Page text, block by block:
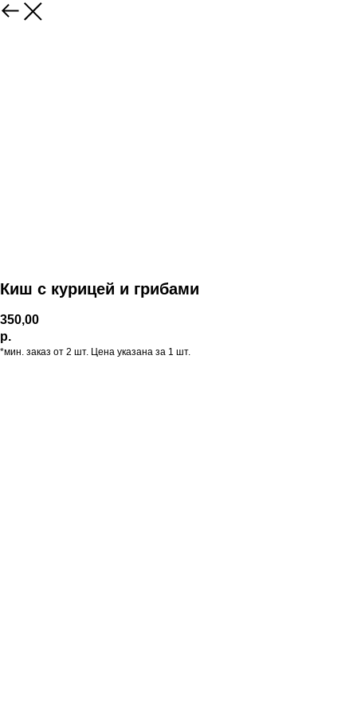
Киш с курицей и грибами
350,00
р.
*мин. заказ от 2 шт. Цена указана за 1 шт.